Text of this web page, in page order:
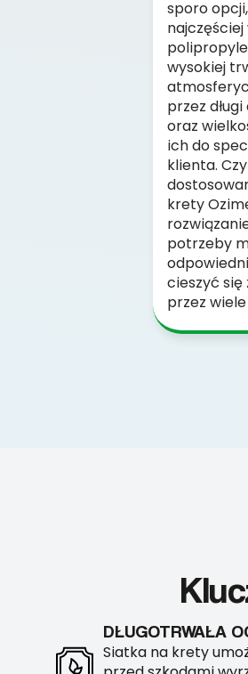
sporo
wysokiej
przez
oraz
ich do
klienta.
krety
potrzeby
cieszyć
przez
DŁUGOTRWAŁA
Siatka na krety